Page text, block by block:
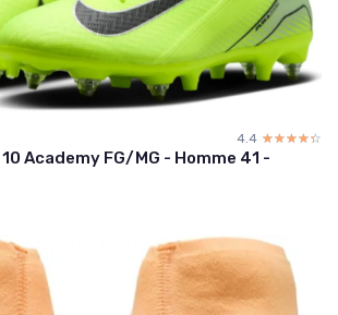
4.4 ☆☆☆☆☆
★★★★★
Academy FG/MG - Homme 41 -